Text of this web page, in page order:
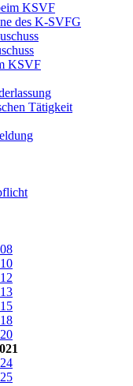
KSVF
des K-SVFG
KSVF
Tätigkeit